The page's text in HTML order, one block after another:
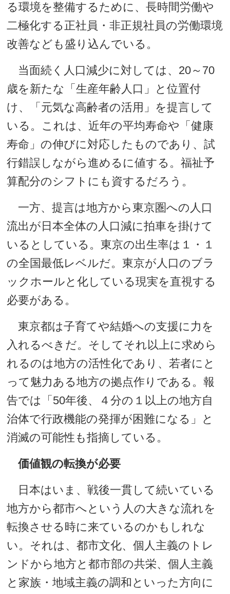
る環境を整備するために、長時間労働や
二極化する正社員・非正規社員の労働環境
改善なども盛り込んでいる。
当面続く人口減少に対しては、20～70
歳を新たな「生産年齢人口」と位置付
け、「元気な高齢者の活用」を提言して
いる。これは、近年の平均寿命や「健康
寿命」の伸びに対応したものであり、試
行錯誤しながら進めるに値する。福祉予
算配分のシフトにも資するだろう。
一方、提言は地方から東京圏への人口
流出が日本全体の人口減に拍車を掛けて
いるとしている。東京の出生率は１・１
の全国最低レベルだ。東京が人口のブラ
ックホールと化している現実を直視する
必要がある。
東京都は子育てや結婚への支援に力を
入れるべきだ。そしてそれ以上に求めら
れるのは地方の活性化であり、若者にと
って魅力ある地方の拠点作りである。報
告では「50年後、４分の１以上の地方自
治体で行政機能の発揮が困難になる」と
消滅の可能性も指摘している。
価値観の転換が必要
日本はいま、戦後一貫して続いている
地方から都市へという人の大きな流れを
転換させる時に来ているのかもしれな
い。それは、都市文化、個人主義のトレ
ンドから地方と都市部の共栄、個人主義
と家族・地域主義の調和といった方向に